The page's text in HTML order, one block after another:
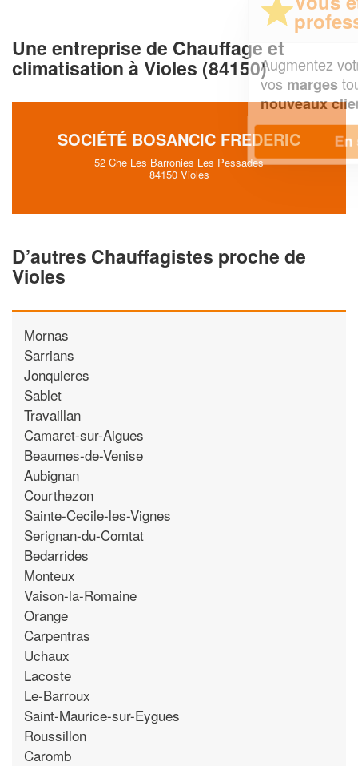
Une entreprise de Chauffage et
climatisation à Violes (84150)
SOCIÉTÉ BOSANCIC FREDERIC
52 Che Les Barronies Les Pessades
84150 Violes
D’autres Chauffagistes proche de
Violes
Mornas
Sarrians
Jonquieres
Sablet
Travaillan
Camaret-sur-Aigues
Beaumes-de-Venise
Aubignan
Courthezon
Sainte-Cecile-les-Vignes
Serignan-du-Comtat
Bedarrides
Monteux
Vaison-la-Romaine
Orange
Carpentras
Uchaux
Lacoste
Le-Barroux
Saint-Maurice-sur-Eygues
Roussillon
Caromb
professionnel ?
Augmentez votrechiffre d'affaireset
tout en gagnant de
nouveaux clients!
En savoir plus